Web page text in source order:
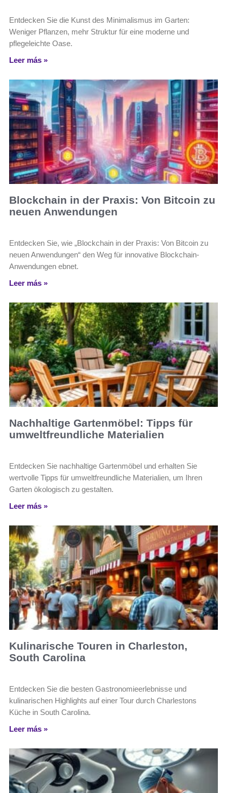
Entdecken Sie die Kunst des Minimalismus im Garten:
Weniger Pflanzen, mehr Struktur für eine moderne und
pflegeleichte Oase.
Leer más »
Blockchain in der Praxis: Von Bitcoin zu
neuen Anwendungen
Entdecken Sie, wie „Blockchain in der Praxis: Von Bitcoin zu
neuen Anwendungen“ den Weg für innovative Blockchain-
Anwendungen ebnet.
Leer más »
Nachhaltige Gartenmöbel: Tipps für
umweltfreundliche Materialien
Entdecken Sie nachhaltige Gartenmöbel und erhalten Sie
wertvolle Tipps für umweltfreundliche Materialien, um Ihren
Garten ökologisch zu gestalten.
Leer más »
Kulinarische Touren in Charleston,
South Carolina
Entdecken Sie die besten Gastronomieerlebnisse und
kulinarischen Highlights auf einer Tour durch Charlestons
Küche in South Carolina.
Leer más »